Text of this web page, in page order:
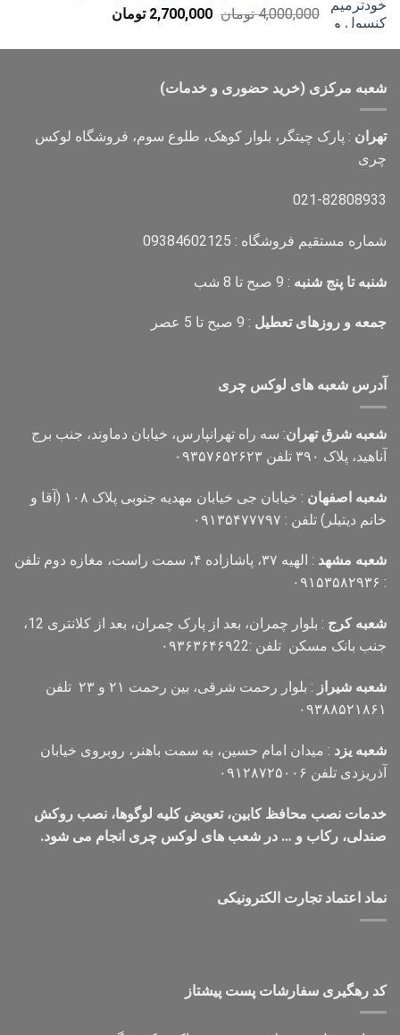
4,000,000 تومان قیمت
4,000,000 تومان
2,700,000 تومانقیمت
2,700,000 تومان
شعبه مرکزی (خرید حضوری و خدمات)
تهران : پارک چیتگر، بلوار کوهک، طلوع سوم، فروشگاه لوکس
چری
021-82808933
شماره مستقیم فروشگاه : 09384602125
شنبه تا پنج شنبه : 9 صبح تا 8 شب
جمعه و روزهای تعطیل : 9 صبح تا 5 عصر
آدرس شعبه های لوکس چری
شعبه شرق تهران: سه راه تهرانپارس، خیابان دماوند، جنب برج
آناهید، پلاک ۳۹۰ تلفن ۰۹۳۵۷۶۵۲۶۲۳
شعبه اصفهان
: خیابان جی خیابان مهدیه جنوبی پلاک ۱۰۸ (آقا و
خانم دیتیلر) تلفن : ۰۹۱۳۵۴۷۷۷۹۷
شعبه مشهد
: الهیه ۳۷، پاشازاده ۴، سمت راست، مغازه دوم تلفن
: ۰۹۱۵۳۵۸۲۹۳۶
شعبه کرج
: بلوار چمران، بعد از پارک چمران، بعد از کلانتری 12،
جنب بانک مسکن تلفن :۰۹۳۶۳۶۴۶۹22
شعبه شیراز
: بلوار رحمت شرقی، بین رحمت ۲۱ و ۲۳ تلفن
۰۹۳۸۸۵۲۱۸۶۱
شعبه یزد : میدان امام حسین، به سمت باهنر، روبروی خیابان
آذریزدی تلفن ۰۹۱۲۸۷۲۵۰۰۶
خدمات نصب محافظ کابین، تعویض کلیه لوگوها، نصب روکش
صندلی، رکاب و … در شعب های لوکس چری انجام می شود.
نماد اعتماد تجارت الكترونیكی
کد رهگیری سفارشات پست پیشتاز